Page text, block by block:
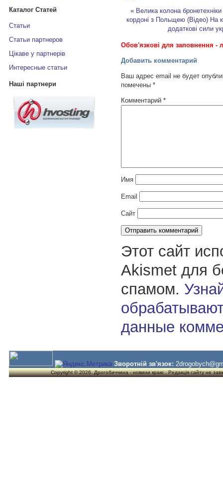
Каталог Статей
Статьи
Статьи партнеров
Цікаве у партнерів
Интересные статьи
Наші партнери
« Велика колона
кордоні з Польщею (Відео) На
додаткові сили
Обов'язкові для заповнення -
Добавить комментарий
Ваш адрес email не будет
помечены *
Комментарий *
Имя
Email
Сайт
Этот сайт
Akismet для
спамом.
данные
Зворотній зв'язок:
Copyright © 2026. Дрогобиччина - новини краю . Редакція сайту не